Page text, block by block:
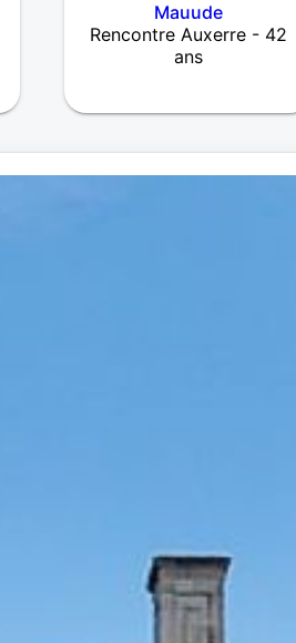
Mauude
Rencontre Auxerre - 42
ans